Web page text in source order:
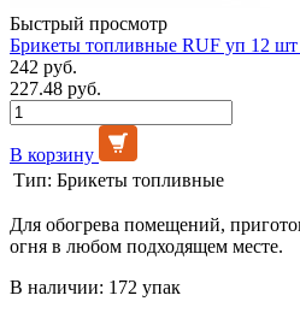
Быстрый просмотр
Брикеты топливные RUF уп 12
242 руб.
227.48 руб.
В корзину
Тип: Брикеты топливные
Для обогрева помещений,
огня в любом подходящем месте.
В наличии: 172 упак